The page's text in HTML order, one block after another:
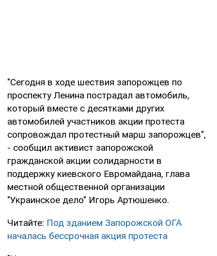
"Сегодня в ходе шествия запорожцев по
проспекту Ленина пострадал автомобиль,
который вместе с десятками других
автомобилей участников акции протеста
сопровождал протестный марш запорожцев",
- сообщил активист запорожской
гражданской акции солидарности в
поддержку киевского Евромайдана, глава
местной общественной организации
"Украинское дело" Игорь Артюшенко.
Читайте: Под зданием Запорожской ОГА
началась бессрочная акция протеста